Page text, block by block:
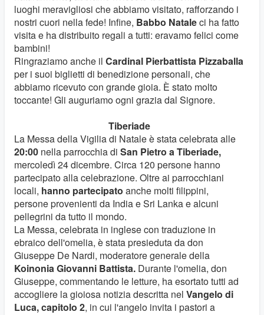
luoghi meravigliosi che abbiamo visitato, rafforzando i
nostri cuori nella fede! Infine, Babbo Nataleci ha fatto
visita e ha distribuito regali a tutti: eravamo felici come
bambini!
Ringraziamo anche il Cardinal Pierbattista Pizzaballa
per i suoi biglietti di benedizione personali, che
abbiamo ricevuto con grande gioia. È stato molto
toccante! Gli auguriamo ogni grazia dal Signore.
Tiberiade
La Messa della Vigilia di Natale è stata celebrata alle
20:00 nella parrocchia di San Pietro a Tiberiade,
mercoledì 24 dicembre. Circa 120 persone hanno
partecipato alla celebrazione. Oltre ai parrocchiani
locali, hanno partecipato anche molti filippini,
persone provenienti da India e Sri Lanka e alcuni
pellegrini da tutto il mondo.
La Messa, celebrata in inglese con traduzione in
ebraico dell'omelia, è stata presieduta da don
Giuseppe De Nardi, moderatore generale della
Koinonia Giovanni Battista. Durante l'omelia, don
Giuseppe, commentando le letture, ha esortato tutti ad
accogliere la gioiosa notizia descritta nel Vangelo di
Luca, capitolo 2, in cui l'angelo invita i pastori a